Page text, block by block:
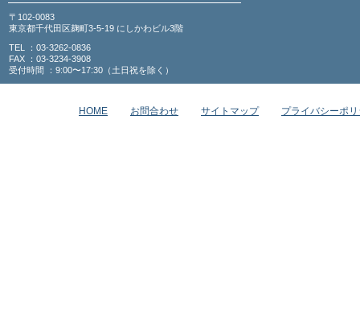
〒102-0083
東京都千代田区麹町3-5-19 にしかわビル3階
TEL ：03-3262-0836
FAX ：03-3234-3908
受付時間 ：9:00〜17:30（土日祝を除く）
HOME お問合わせ サイトマップ プライバシーポ